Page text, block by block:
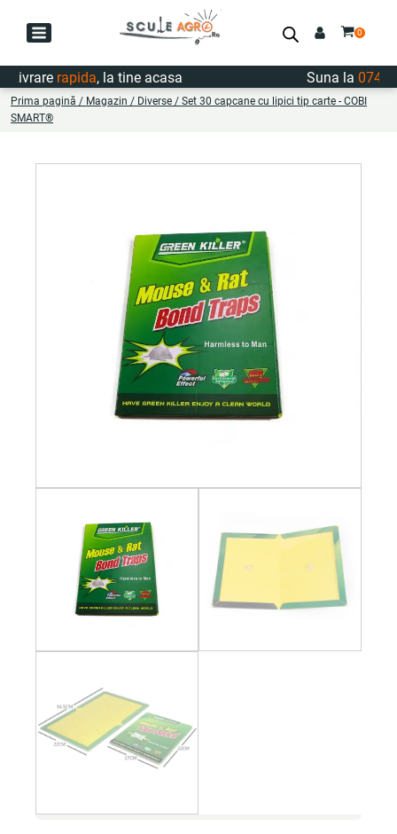
rapida, la tine acasa Suna la
Prima pagină / Magazin / Diverse / Set 30 capcane cu lipici tip carte - COBI
SMART®